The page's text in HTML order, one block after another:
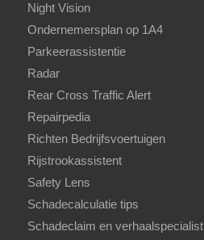
Night Vision
Ondernemersplan op 1A4
Parkeerassistentie
Radar
Rear Cross Traffic Alert
Repairpedia
Richten Bedrijfsvoertuigen
Rijstrookassistent
Safety Lens
Schadecalculatie tips
Schadeclaim en verhaalspecialist